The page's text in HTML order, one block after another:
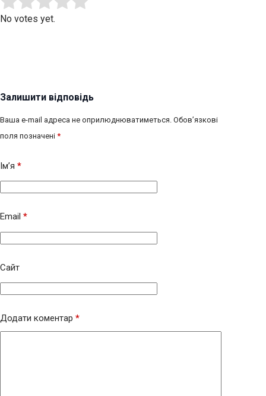
No votes yet.
Залишити відповідь
Ваша e-mail адреса не оприлюднюватиметься. Обов’язкові
поля позначені *
Ім’я *
Email *
Сайт
Додати коментар *